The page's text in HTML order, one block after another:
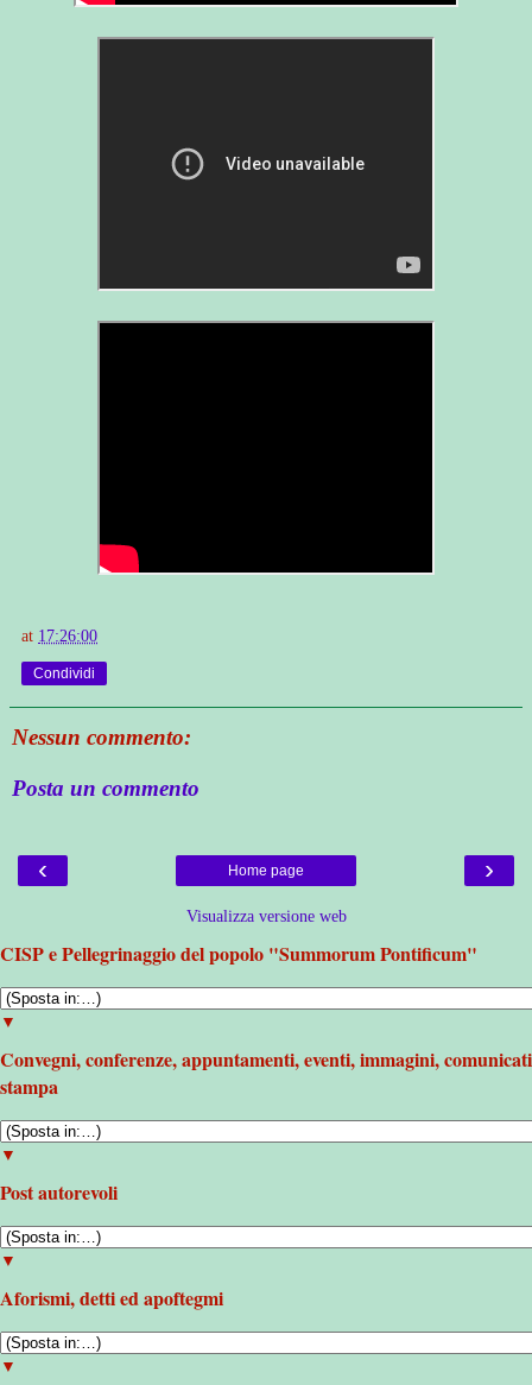
at 17:26:00
Condividi
Nessun commento:
Posta un commento
‹ ›
Home page
Visualizza versione web
CISP e Pellegrinaggio del popolo "Summorum Pontificum"
▼
Convegni, conferenze, appuntamenti, eventi, immagini, comunicati
stampa
▼
Post autorevoli
▼
Aforismi, detti ed apoftegmi
▼